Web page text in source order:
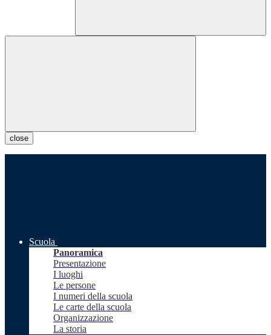
close
Scuola
Panoramica
Presentazione
I luoghi
Le persone
I numeri della scuola
Le carte della scuola
Organizzazione
La storia